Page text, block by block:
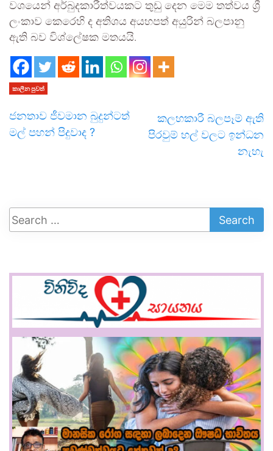
වශයෙන් අර්බුදකාරීත්වයකට තුඩු දෙන මෙම තත්වය ශ්‍රී
ලංකාව කෙරෙහි ද අතිශය අයහපත් අයුරින් බලපානු
ඇති බව විශ්ලේෂක මතයයි.
කාලීන පුවත්
ජනතාව ජීවමාන බුදුන්ටත්
මල් පහන් පිදුවාද ?
කලහකාරී බලපෑම් ඇති
පිරවුම් හල් වලට ඉන්ධන
නැහැ